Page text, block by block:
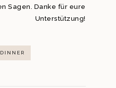
Sagen. Danke für eure
Unterstützung!